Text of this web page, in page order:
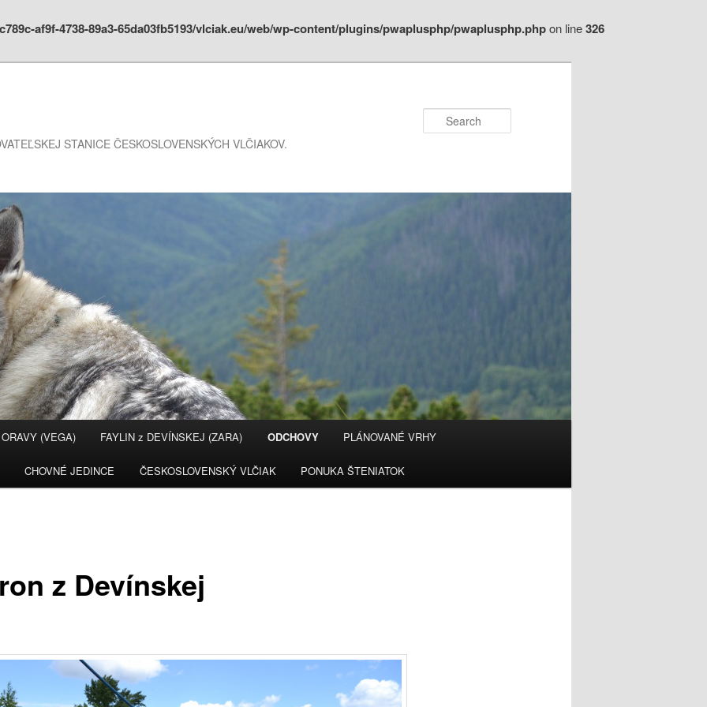
af9f-4738-89a3-65da03fb5193/vlciak.eu/web/wp-content/plugins/pwaplusphp/pwaplusphp.phpon line326
STANICE ČESKOSLOVENSKÝCH VLČIAKOV.
(VEGA) FAYLIN z DEVÍNSKEJ (ZARA) ODCHOVY PLÁNOVANÉ VRHY
CHOVNÉ JEDINCE ČESKOSLOVENSKÝ VLČIAK PONUKA ŠTENIATOK
z Devínskej